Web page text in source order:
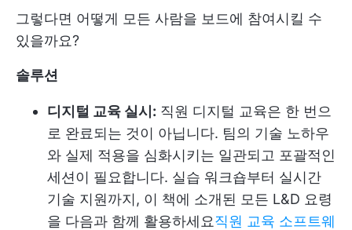
그렇다면 어떻게 모든 사람을 보드에 참여시킬 수
있을까요?
솔루션
디지털 교육 실시: 직원 디지털 교육은 한 번으
로 완료되는 것이 아닙니다. 팀의 기술 노하우
와 실제 적용을 심화시키는 일관되고 포괄적인
세션이 필요합니다. 실습 워크숍부터 실시간
기술 지원까지, 이 책에 소개된 모든 L&D 요령
을 다음과 함께 활용하세요직원 교육 소프트웨